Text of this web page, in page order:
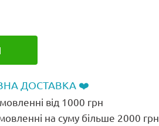
ДОСТАВКА ❤️
від 1000 грн
на суму більше 2000 грн